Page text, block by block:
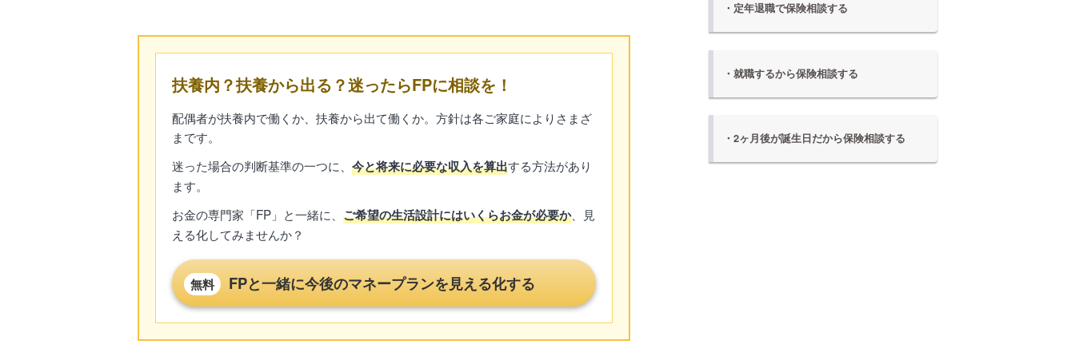
扶養内？扶養から出る？迷ったらFPに相談を！
配偶者が扶養内で働くか、扶養から出て働くか。方針は各ご家庭によりさまざ
まです。
迷った場合の判断基準の一つに、 今と将来に必要な収入を算出する方法があり
ます。
お金の専門家「FP」と一緒に、 ご希望の生活設計にはいくらお金が必要か、見
える化してみませんか？
無料 FPと一緒に今後のマネープランを見える化する
・定年退職で保険相談する
・就職するから保険相談する
・2ヶ月後が誕生日だから保険相談する